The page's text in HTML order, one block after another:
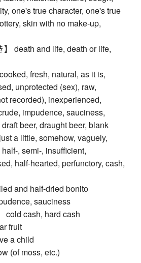
one's true character, one's true
skin with no make-up,
death and life, death or life,
fresh, natural, as it is,
unprotected (sex), raw,
recorded), inexperienced,
impudence, sauciness,
beer, draught beer, blank
a little, somehow, vaguely,
, semi-, insufficient,
half-hearted, perfunctory, cash,
and half-dried bonito
sauciness
cold cash, hard cash
fruit
a child
(of moss, etc.)